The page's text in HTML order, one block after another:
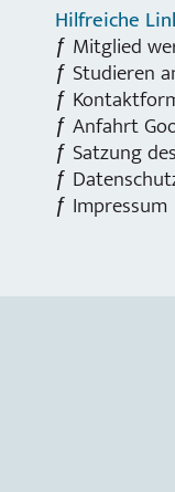
Hilfreiche
Mitglied
Studieren
Anfahrt
Satzung
Impressum